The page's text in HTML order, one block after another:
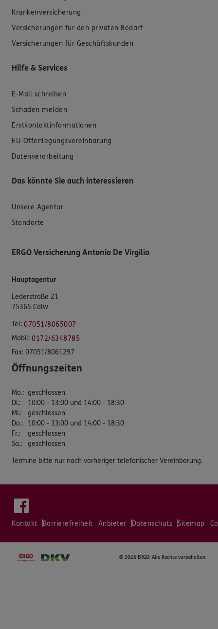
Krankenversicherung
Versicherungen für den privaten Bedarf
Versicherungen für Geschäftskunden
Hilfe & Services
E-Mail schreiben
Schaden melden
Erstkontaktinformationen
EU-Offenlegungsvereinbarung
Datenverarbeitung
Das könnte Sie auch interessieren
Unsere Agentur
Standorte
ERGO Versicherung Antonio De Virgilio
Hauptagentur
Lederstraße 21
75365 Calw
Tel: 07051/8065007
Mobil: 0172/6348785
Fax: 07051/8061297
Öffnungszeiten
Mo.: geschlossen
Di.:
10:00 - 13:00 und 14:00 - 18:30
Mi.:
geschlossen
Do.:
10:00 - 13:00 und 14:00 - 18:30
Fr.:
geschlossen
Sa.: geschlossen
Termine bitte nur nach vorheriger telefonischer Vereinbarung.
Kontakt Barrierefreiheit Anbieter Datenschutz Sitemap
© 2026 ERGO. Alle Rechte vorbehalten.